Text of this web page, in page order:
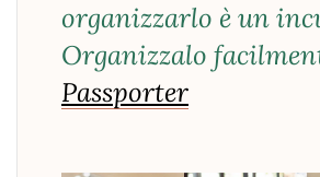
organizzarlo è un
Organizzalo
Passporter